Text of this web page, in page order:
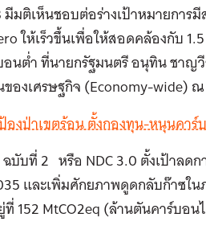
มติเห็นชอบต่อร่างเป้าหมายการ
ให้เร็วขึ้นเพื่อให้สอดคล้องกับ
นต่ำ ที่นายกรัฐมนตรี อนุทิน ชาญ
องเศรษฐกิจ (Economy-wide)
องป่าเขตร้อน ตั้งกองทุน-หนุนคาร์
บับที่ 2 หรือ NDC 3.0 ตั้งเป้าลด
และเพิ่มศักยภาพดูดกลับก๊าซใน
152 MtCO2eq (ล้านตันคาร์บอ